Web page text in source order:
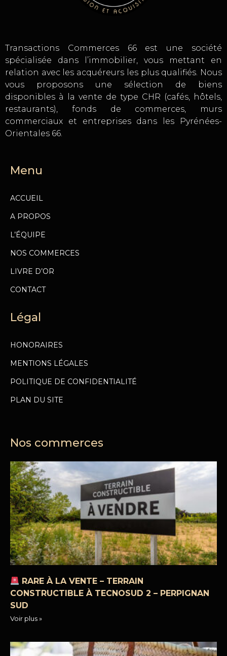
Transactions Commerces 66 est une société
spécialisée dans l’immobilier, vous mettant en
relation avec les acquéreurs les plus qualifiés. Nous
vous proposons une sélection de biens
disponibles à la vente de type CHR (cafés, hôtels,
restaurants), fonds de commerces, murs
commerciaux et entreprises dans les Pyrénées-
Orientales 66.
Menu
ACCUEIL
A PROPOS
L’ÉQUIPE
NOS COMMERCES
LIVRE D’OR
CONTACT
Légal
HONORAIRES
MENTIONS LÉGALES
POLITIQUE DE CONFIDENTIALITÉ
PLAN DU SITE
Nos commerces
RARE À LA VENTE – TERRAIN
CONSTRUCTIBLE À TECNOSUD 2 – PERPIGNAN
SUD
Voir plus »